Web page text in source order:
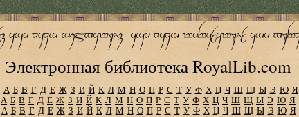
Электронная библиотека RoyalLib.com
А Б В Г Д Е Ж З И Й К Л М Н О П Р С Т У Ф Х Ц Ч Ш Щ Ы Э Ю Я
А Б В Г Д Е Ж З И Й К Л М Н О П Р С Т У Ф Х Ц Ч Ш Щ Ы Э Ю Я
А Б В Г Д Е Ж З И Й К Л М Н О П Р С Т У Ф Х Ц Ч Ш Щ Ы Э Ю Я